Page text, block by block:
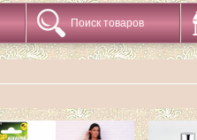
Поиск товаров